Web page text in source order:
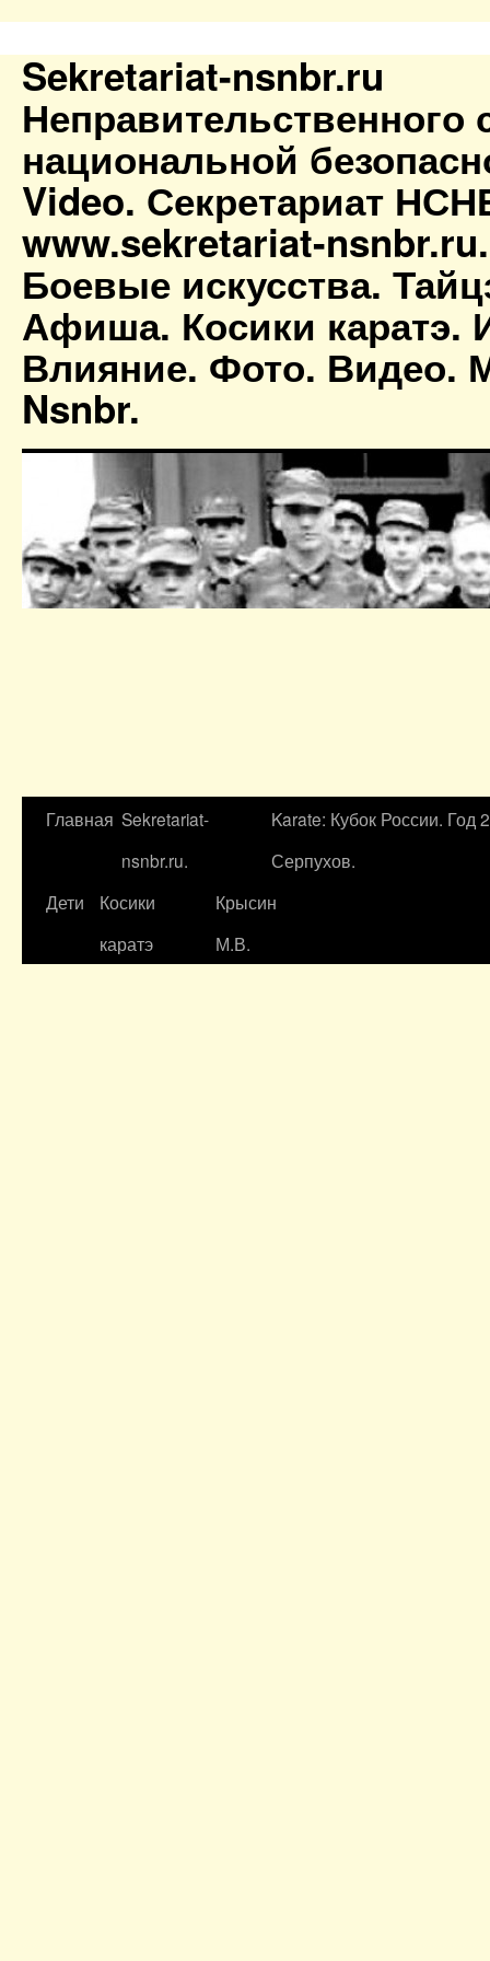
Sekretariat-nsnbr.ru
Неправительственного
национальной
Video. Секретариат
www.sekretariat-
Боевые искусства.
Афиша. Косики каратэ.
Влияние. Фото. Видео.
Nsnbr.
Главная Sekretariat-
nsnbr.ru.
Karate: Кубок России. Год
Серпухов.
Дети
Косики
каратэ
Крысин
М.В.